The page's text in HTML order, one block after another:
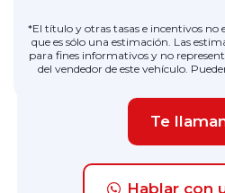
*El título y otras tasas e incentivos no
que es sólo una estimación. Las
para fines informativos y no
del vendedor de este vehículo.
Te
Hablar con